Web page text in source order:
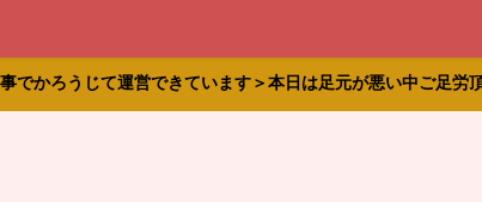
かろうじて運営できています＞本日は足元が悪い中ご足労